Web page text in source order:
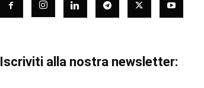
Iscriviti alla nostra newsletter: